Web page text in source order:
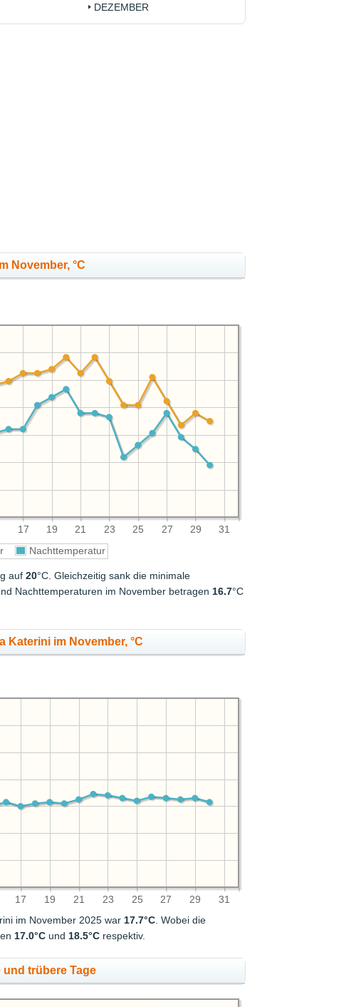
DEZEMBER
November, °C
17 19 21 23 25 27 29 31
Nachttemperatur
auf20°C. Gleichzeitig sank die minimale
Nachttemperaturen im November betragen16.7°C
Katerini im November, °C
17 19 21 23 25 27 29 31
im November 2025 war17.7°C. Wobei die
17.0°C und18.5°C respektiv.
trübere Tage